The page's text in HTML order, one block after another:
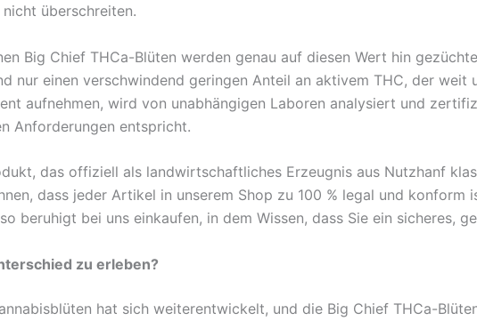
überschreiten.
Big Chief THCa-Blüten werden genau auf diesen Wert hin
nur einen verschwindend geringen Anteil an aktivem THC, der
aufnehmen, wird von unabhängigen Laboren analysiert und
Anforderungen entspricht.
das offiziell als landwirtschaftliches Erzeugnis aus Nutzhanf
dass jeder Artikel in unserem Shop zu 100 % legal und
beruhigt bei uns einkaufen, in dem Wissen, dass Sie ein sicheres,
zu erleben?
hat sich weiterentwickelt, und die Big Chief THCa-